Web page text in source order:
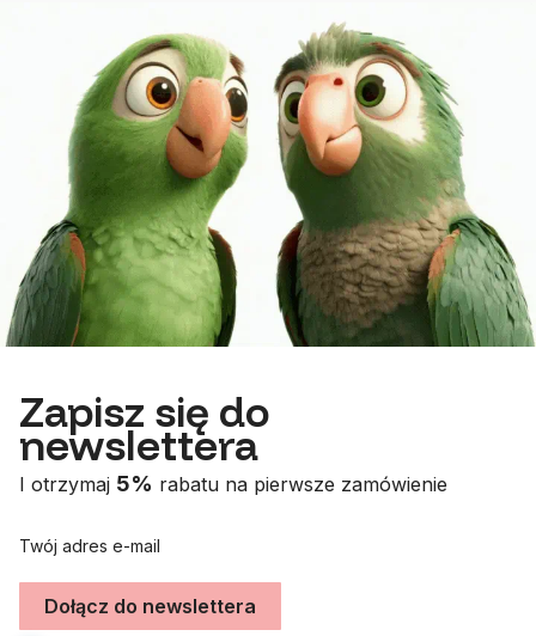
Zapisz się do
newslettera
I otrzymaj 5% rabatu na pierwsze zamówienie
Twój adres e-mail
Dołącz do newslettera